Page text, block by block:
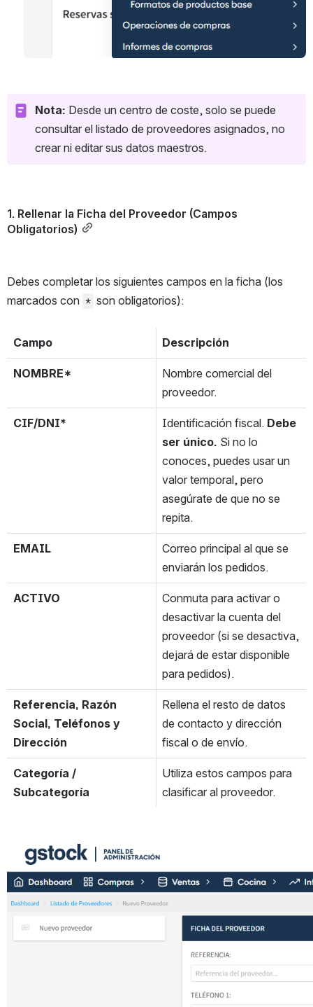
Nota: Desde un centro de coste, solo se puede
consultar el listado de proveedores asignados, no
crear ni editar sus datos maestros.
1. Rellenar la Ficha del Proveedor (Campos
Obligatorios)
Debes completar los siguientes campos en la ficha (los
marcados con * son obligatorios):
Campo Descripción
NOMBRE*
Nombre comercial del
proveedor.
CIF/DNI* Identificación fiscal. Debe
ser único. Si no lo
conoces, puedes usar un
valor temporal, pero
asegúrate de que no se
repita.
EMAIL
Correo principal al que se
enviarán los pedidos.
ACTIVO
Conmuta para activar o
desactivar la cuenta del
proveedor (si se desactiva,
dejará de estar disponible
para pedidos).
Referencia, Razón
Social, Teléfonos y
Dirección
Rellena el resto de datos
de contacto y dirección
fiscal o de envío.
Categoría /
Subcategoría
Utiliza estos campos para
clasificar al proveedor.
Open